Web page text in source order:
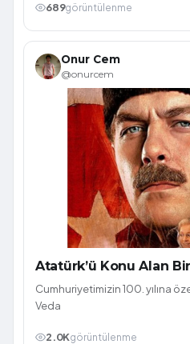
689görüntülenme
Onur Cem
@onurcem
Atatürk’ü Konu Alan
Cumhuriyetimizin 100. yılına
Veda
2.0Kgörüntülenme